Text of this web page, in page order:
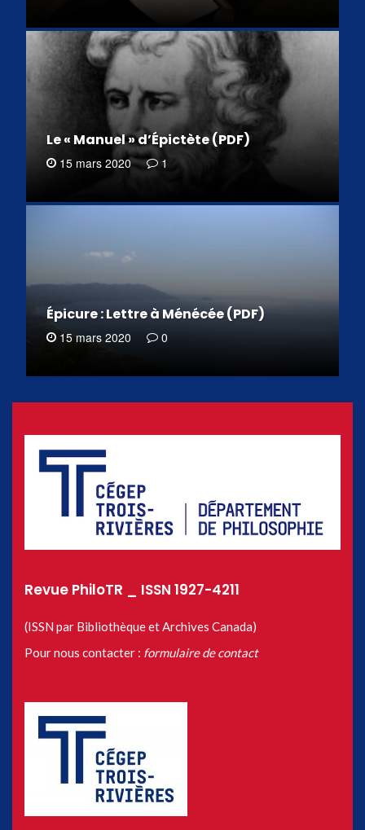
Le « Manuel » d’Épictète (PDF)
15 mars 2020 1
Épicure : Lettre à Ménécée (PDF)
15 mars 2020 0
Revue PhiloTR _ ISSN 1927-4211
(ISSN par Bibliothèque et Archives Canada)
Pour nous contacter : formulaire de contact